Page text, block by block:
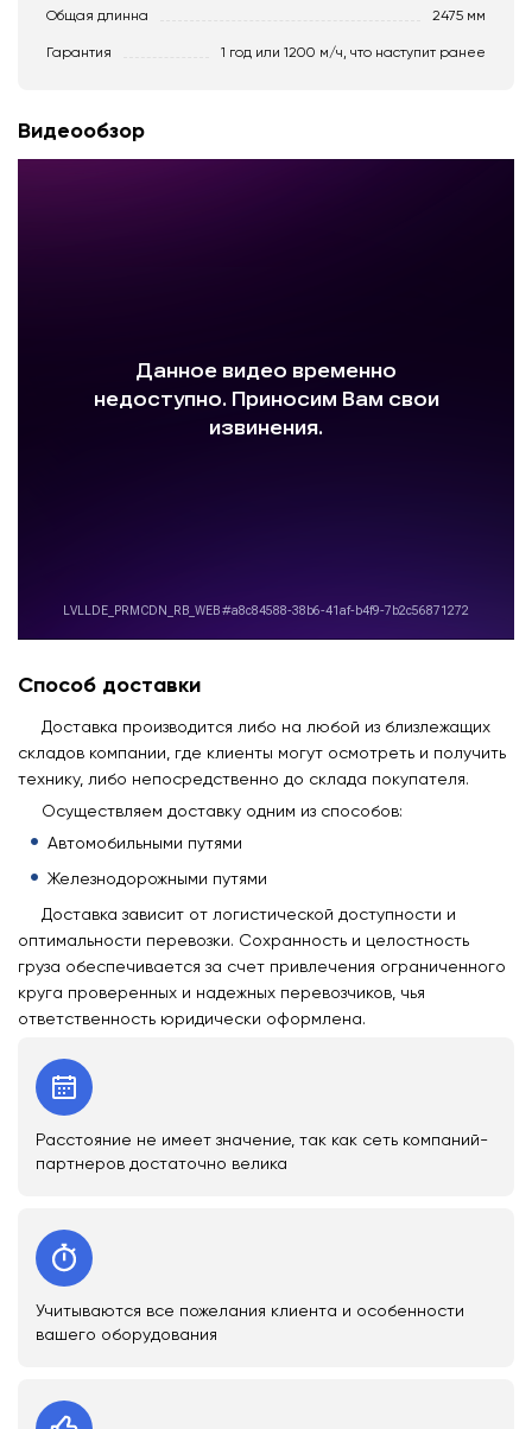
Общая длинна 2475 мм
Гарантия 1 год или 1200 м/ч, что наступит ранее
Видеообзор
Способ доставки
Доставка производится либо на любой из близлежащих
складов компании, где клиенты могут осмотреть и получить
технику, либо непосредственно до склада покупателя.
Осуществляем доставку одним из способов:
Автомобильными путями
Железнодорожными путями
Доставка зависит от логистической доступности и
оптимальности перевозки. Сохранность и целостность
груза обеспечивается за счет привлечения ограниченного
круга проверенных и надежных перевозчиков, чья
ответственность юридически оформлена.
Расстояние не имеет значение, так как сеть компаний-
партнеров достаточно велика
Учитываются все пожелания клиента и особенности
вашего оборудования